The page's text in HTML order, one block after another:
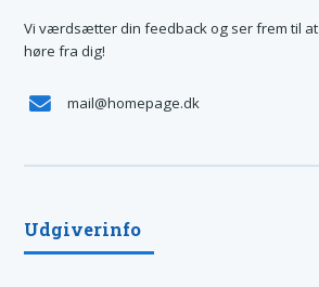
Vi værdsætter din feedback og ser frem til at
høre fra dig!
mail@homepage.dk
Udgiverinfo